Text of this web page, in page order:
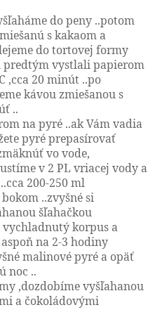
do peny ..potom
s kakaom a
do tortovej formy
predtým vystlali papierom
,cca 20 minút ..po
kávou zmiešanou s
..
na pyré ..ak Vám vadia
pyré prepasírovať
vo vode,
v 2 PL vriacej vody a
200-250 ml
..zvyšné si
šľahačkou
korpus a
na 2-3 hodiny
malinové pyré a opäť
noc ..
,dozdobíme vyšľahanou
a čokoládovými